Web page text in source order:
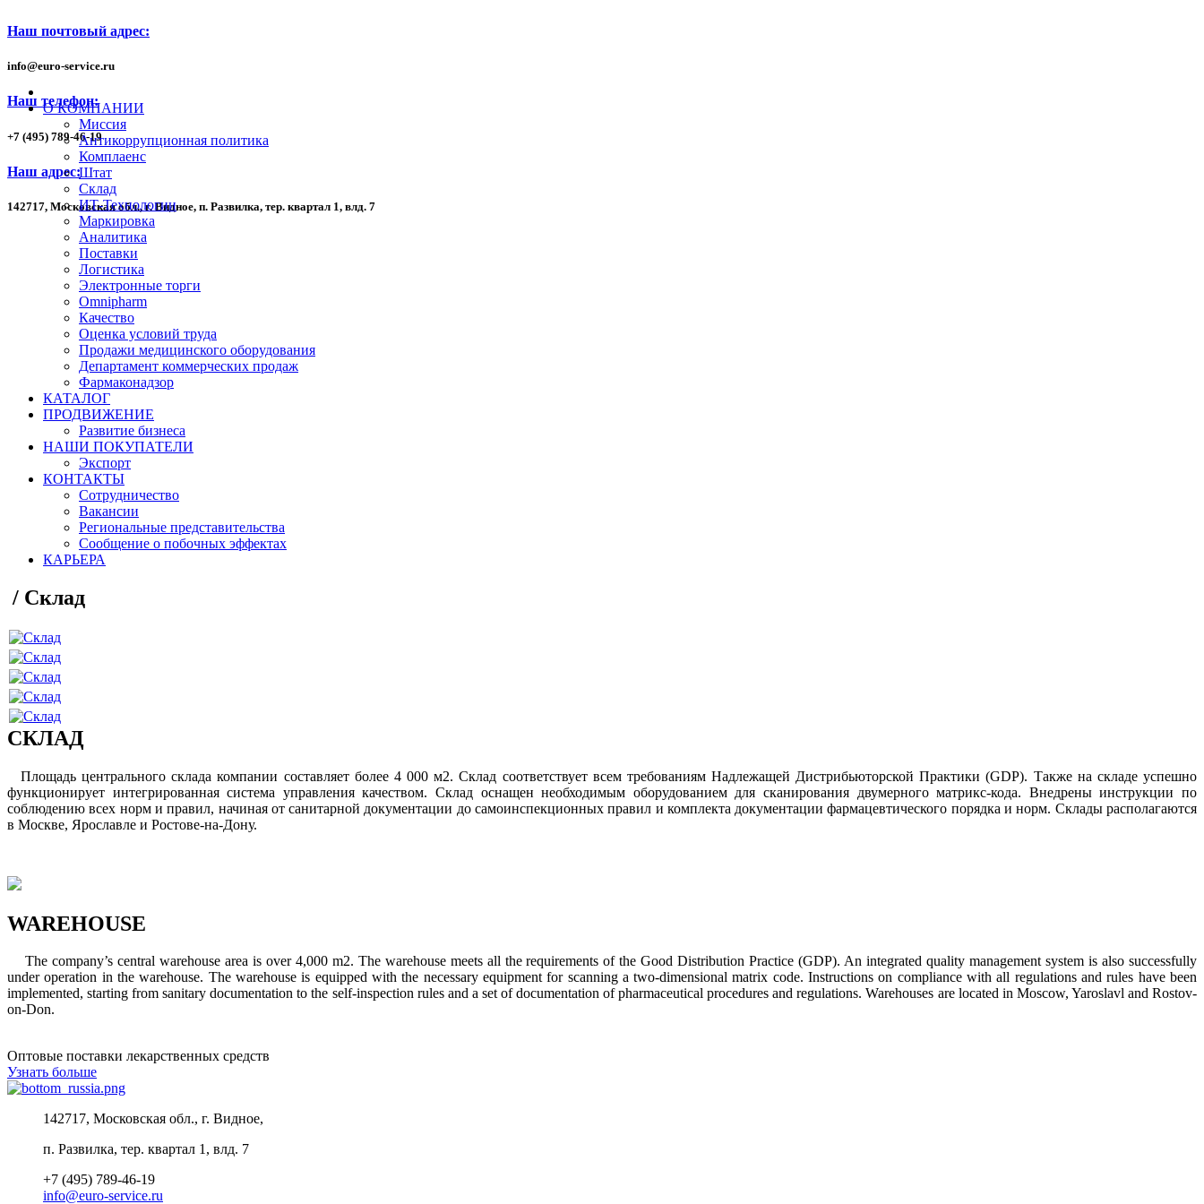
Наш почтовый адрес:
info@euro-service.ru
Наш телефон:
+7 (495) 789-46-19
Наш адрес:
142717, Московская обл., г. Видное, п. Развилка, тер. квартал 1, влд. 7
О КОМПАНИИ
Миссия
Антикоррупционная политика
Комплаенс
Штат
Склад
ИТ-Технологии
Маркировка
Аналитика
Поставки
Логистика
Электронные торги
Omnipharm
Качество
Оценка условий труда
Продажи медицинского оборудования
Департамент коммерческих продаж
Фармаконадзор
КАТАЛОГ
ПРОДВИЖЕНИЕ
Развитие бизнеса
НАШИ ПОКУПАТЕЛИ
Экспорт
КОНТАКТЫ
Сотрудничество
Вакансии
Региональные представительства
Сообщение о побочных эффектах
КАРЬЕРА
/ Склад
СКЛАД
Площадь центрального склада компании составляет более 4 000 м2. Склад соответствует всем требованиям Надлежащей Дистрибьюторской Практики (GDP). Также на складе успешно
функционирует интегрированная система управления качеством. Склад оснащен необходимым оборудованием для сканирования двумерного матрикс-кода. Внедрены инструкции по
соблюдению всех норм и правил, начиная от санитарной документации до самоинспекционных правил и комплекта документации фармацевтического порядка и норм. Склады располагаются
в Москве, Ярославле и Ростове-на-Дону.
WAREHOUSE
The company’s central warehouse area is over 4,000 m2. The warehouse meets all the requirements of the Good Distribution Practice (GDP). An integrated quality management system is also successfully
under operation in the warehouse. The warehouse is equipped with the necessary equipment for scanning a two-dimensional matrix code. Instructions on compliance with all regulations and rules have been
implemented, starting from sanitary documentation to the self-inspection rules and a set of documentation of pharmaceutical procedures and regulations. Warehouses are located in Moscow, Yaroslavl and Rostov-
on-Don.
Оптовые поставки лекарственных средств
Узнать больше
142717, Московская обл., г. Видное,
п. Развилка, тер. квартал 1, влд. 7
+7 (495) 789-46-19
info@euro-service.ru